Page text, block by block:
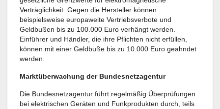
Verträglichkeit. Gegen die Hersteller können
beispielsweise europaweite Vertriebsverbote und
Geldbußen bis zu 100.000 Euro verhängt werden.
Einführer und Händler, die ihre Pflichten nicht erfüllen,
können mit einer Geldbuße bis zu 10.000 Euro geahndet
werden.
Marktüberwachung der Bundesnetzagentur
Die Bundesnetzagentur führt regelmäßig Überprüfungen
bei elektrischen Geräten und Funkprodukten durch, teils